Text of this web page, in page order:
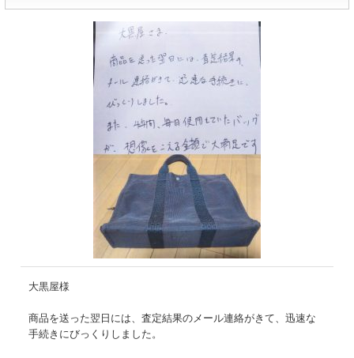
大黒屋様
商品を送った翌日には、査定結果のメール連絡がきて、迅速な
手続きにびっくりしました。